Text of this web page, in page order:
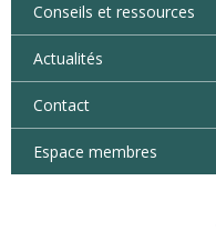
Conseils et ressources
Actualités
Contact
Espace membres